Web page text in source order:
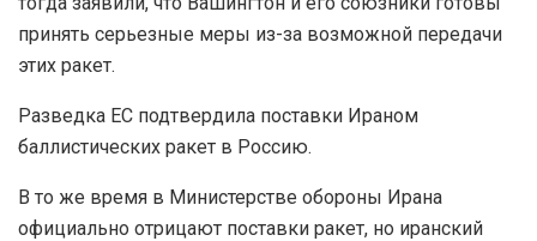
принять серьезные меры из-за возможной передачи
этих ракет.
Разведка ЕС подтвердила поставки Ираном
баллистических ракет в Россию.
В то же время в Министерстве обороны Ирана
официально отрицают поставки ракет, но иранский